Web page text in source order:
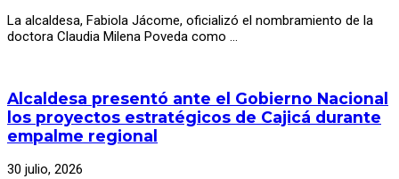
La alcaldesa, Fabiola Jácome, oficializó el nombramiento de la
doctora Claudia Milena Poveda como …
Alcaldesa presentó ante el Gobierno Nacional
los proyectos estratégicos de Cajicá durante
empalme regional
30 julio, 2026